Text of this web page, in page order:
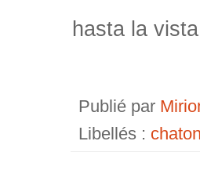
hasta la
Publié par
Libellés :